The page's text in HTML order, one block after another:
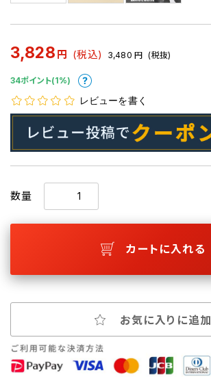
3,828 円 (税込) 3,480 円 (税抜)
34ポイント(1%)
レビューを書く
数量
カートに入れる
お気に入りに追加